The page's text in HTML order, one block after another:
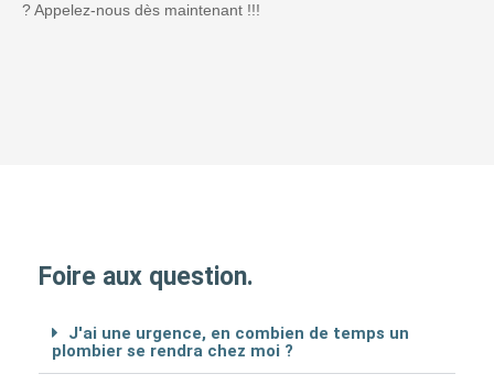
? Appelez-nous dès maintenant !!!
Foire aux question.
J'ai une urgence, en combien de temps un
plombier se rendra chez moi ?